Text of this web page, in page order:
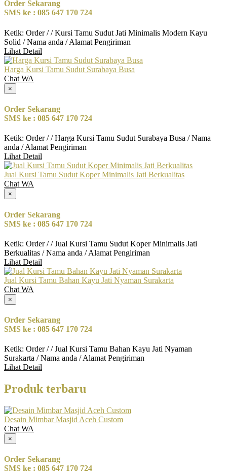
Order Sekarang
SMS ke : 085 647 170 724
Ketik: Order / / Kursi Tamu Sudut Jati Minimalis Modern Kayu
Solid / Nama anda / Alamat Pengiriman
Lihat Detail
Harga Kursi Tamu Sudut Surabaya Busa
Chat WA
×
Order Sekarang
SMS ke : 085 647 170 724
Ketik: Order / / Harga Kursi Tamu Sudut Surabaya Busa / Nama
anda / Alamat Pengiriman
Lihat Detail
Jual Kursi Tamu Sudut Koper Minimalis Jati Berkualitas
Chat WA
×
Order Sekarang
SMS ke : 085 647 170 724
Ketik: Order / / Jual Kursi Tamu Sudut Koper Minimalis Jati
Berkualitas / Nama anda / Alamat Pengiriman
Lihat Detail
Jual Kursi Tamu Bahan Kayu Jati Nyaman Surakarta
Chat WA
×
Order Sekarang
SMS ke : 085 647 170 724
Ketik: Order / / Jual Kursi Tamu Bahan Kayu Jati Nyaman
Surakarta / Nama anda / Alamat Pengiriman
Lihat Detail
Produk terbaru
Desain Mimbar Masjid Aceh Custom
Chat WA
×
Order Sekarang
SMS ke : 085 647 170 724